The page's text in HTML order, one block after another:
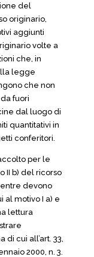
del
originario,
aggiunti
volte a
che, in
legge
che non
fuori
dal luogo di
quantitativi in
conferitori.
per le
II b) del ricorso
devono
al motivo I a) e
lettura
cui all’art. 33,
2000, n. 3.